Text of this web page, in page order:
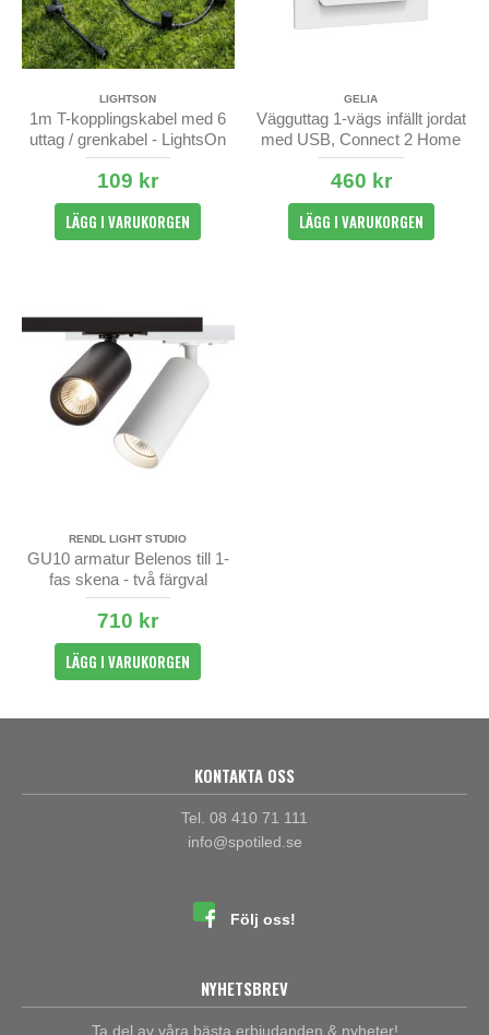
LIGHTSON
1m T-kopplingskabel med 6
uttag / grenkabel - LightsOn
109 kr
LÄGG I VARUKORGEN
GELIA
Vägguttag 1-vägs infällt jordat
med USB, Connect 2 Home
460 kr
LÄGG I VARUKORGEN
RENDL LIGHT STUDIO
GU10 armatur Belenos till 1-
fas skena - två färgval
710 kr
LÄGG I VARUKORGEN
KONTAKTA OSS
Tel. 08 410 71 111
info@spotiled.se
Följ oss!
NYHETSBREV
Ta del av våra bästa erbjudanden & nyheter!